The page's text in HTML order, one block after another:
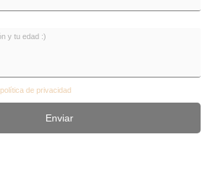
política de privacidad
Enviar